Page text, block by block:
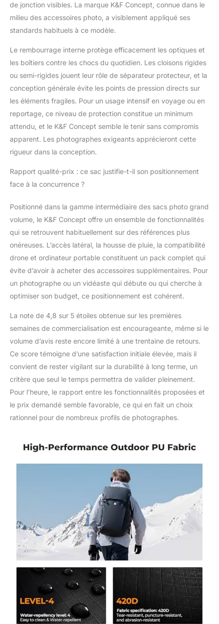
s'ouvre directement
sur le compartiment à
équipement, ce qui
et de déposer
appareil photo ou des
objets du
compartiment principal.
Ne manquez pas un
seul instant pendant
à dos pour appareil
photo de haute qualité
l'usure et aux
imperméable avec
cache imperméable
dissimulé dans le fond
et fermeture éclair
imperméable SBS.
Convient pour la
photographie en plein
air, la photographie de
voyage, etc.
de jonction visibles. La marque K&F Concept, connue dans le
milieu des accessoires photo, a visiblement appliqué ses
standards habituels à ce modèle.
Le rembourrage interne protège efficacement les optiques et
les boîtiers contre les chocs du quotidien. Les cloisons rigides
ou semi-rigides jouent leur rôle de séparateur protecteur, et la
conception générale évite les points de pression directs sur
les éléments fragiles. Pour un usage intensif en voyage ou en
reportage, ce niveau de protection constitue un minimum
attendu, et le K&F Concept semble le tenir sans compromis
apparent. Les photographes exigeants apprécieront cette
rigueur dans la conception.
Rapport qualité-prix : ce sac justifie-t-il son positionnement
face à la concurrence ?
Positionné dans la gamme intermédiaire des sacs photo grand
volume, le K&F Concept offre un ensemble de fonctionnalités
qui se retrouvent habituellement sur des références plus
onéreuses. L’accès latéral, la housse de pluie, la compatibilité
drone et ordinateur portable constituent un pack complet qui
évite d’avoir à acheter des accessoires supplémentaires. Pour
un photographe ou un vidéaste qui débute ou qui cherche à
optimiser son budget, ce positionnement est cohérent.
La note de 4,8 sur 5 étoiles obtenue sur les premières
semaines de commercialisation est encourageante, même si le
volume d’avis reste encore limité à une trentaine de retours.
Ce score témoigne d’une satisfaction initiale élevée, mais il
convient de rester vigilant sur la durabilité à long terme, un
critère que seul le temps permettra de valider pleinement.
Pour l’heure, le rapport entre les fonctionnalités proposées et
le prix demandé semble favorable, ce qui en fait un choix
rationnel pour de nombreux profils de photographes.